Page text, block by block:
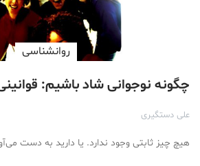
روانشناسی
چگونه نوجوانی شاد باشیم:
علی دستگیری
هیچ چیز ثابتی وجود ندارد. یا دارید به دست‌